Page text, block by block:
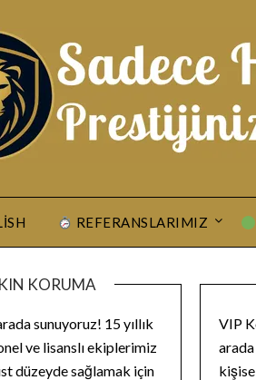
REFERANSLARIMIZ
KORUMA
sunuyoruz! 15 yıllık
ve lisanslı ekiplerimiz
düzeyde sağlamak için
VIP